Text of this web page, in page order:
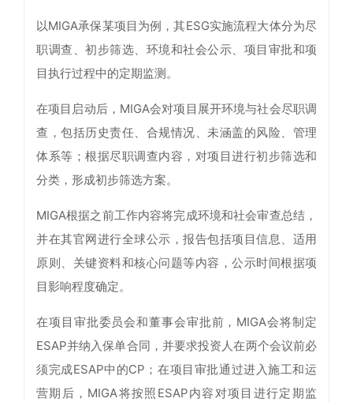
以MIGA承保某项目为例，其ESG实施流程大体分为尽
职调查、初步筛选、环境和社会公示、项目审批和项
目执行过程中的定期监测。
在项目启动后，MIGA会对项目展开环境与社会尽职调
查，包括历史责任、合规情况、未涵盖的风险、管理
体系等；根据尽职调查内容，对项目进行初步筛选和
分类，形成初步筛选方案。
MIGA根据之前工作内容将完成环境和社会审查总结，
并在其官网进行全球公示，报告包括项目信息、适用
原则、关键资料和核心问题等内容，公示时间根据项
目影响程度确定。
在项目审批委员会和董事会审批前，MIGA会将制定
ESAP并纳入保单合同，并要求投资人在两个会议前必
须完成ESAP中的CP；在项目审批通过进入施工和运
营期后，MIGA将按照ESAP内容对项目进行定期监